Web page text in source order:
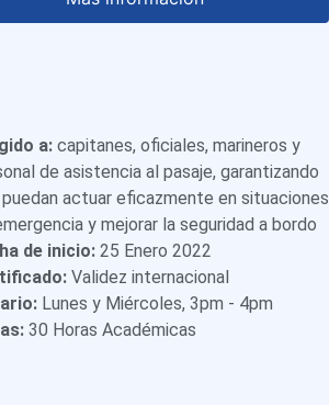
a:capitanes, oficiales, marineros y
de asistencia al pasaje, garantizando
actuar eficazmente en situaciones
y mejorar la seguridad a bordo
de inicio:25 Enero 2022
Validez internacional
Lunes y Miércoles, 3pm - 4pm
30 Horas Académicas